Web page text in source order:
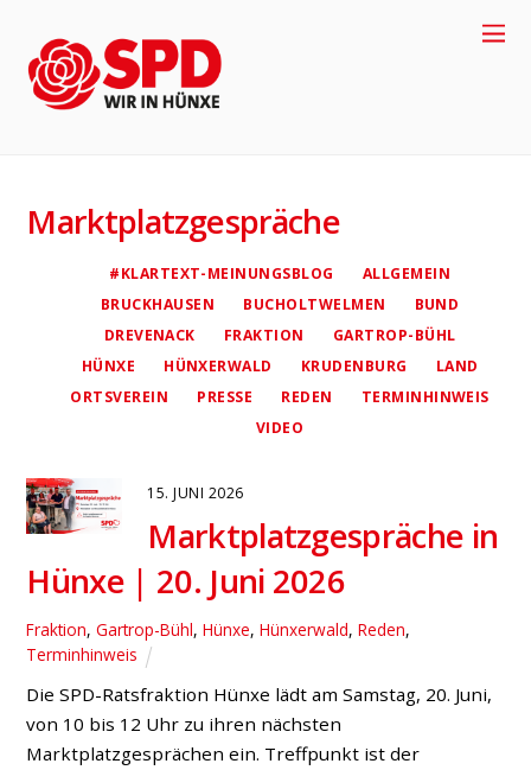
Marktplatzgespräche
#KLARTEXT-MEINUNGSBLOG
ALLGEMEIN
BRUCKHAUSEN
BUCHOLTWELMEN
BUND
DREVENACK
FRAKTION
GARTROP-BÜHL
HÜNXE
HÜNXERWALD KRUDENBURG
LAND
ORTSVEREIN
PRESSE REDEN
TERMINHINWEIS
VIDEO
15. JUNI 2026
Marktplatzgespräche in
Hünxe | 20. Juni 2026
Fraktion,Gartrop-Bühl,Hünxe,Hünxerwald,Reden,
Terminhinweis
Die SPD-Ratsfraktion Hünxe lädt am Samstag, 20. Juni,
von 10 bis 12 Uhr zu ihren nächsten
Marktplatzgesprächen ein. Treffpunkt ist der